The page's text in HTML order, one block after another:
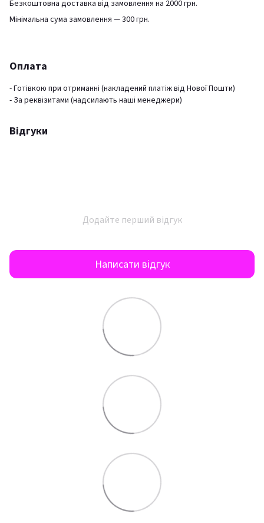
Безкоштовна доставка від замовлення на 2000 грн.
Мінімальна сума замовлення — 300 грн.
Оплата
- Готівкою при отриманні (накладений платіж від Нової Пошти)
- За реквізитами (надсилають наші менеджери)
Відгуки
Додайте перший відгук
Написати відгук